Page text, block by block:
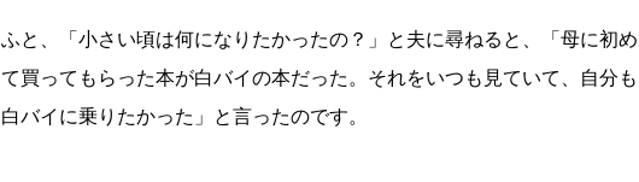
ふと、「小さい頃は何になりたかったの？」と夫に尋ねると、「母に初め
て買ってもらった本が白バイの本だった。それをいつも見ていて、自分も
白バイに乗りたかった」と言ったのです。